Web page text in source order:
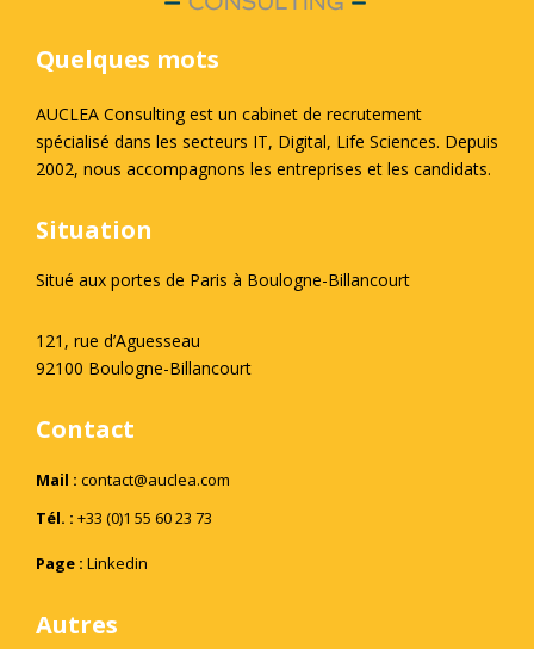
Quelques mots
AUCLEA Consulting est un cabinet de recrutement
spécialisé dans les secteurs IT, Digital, Life Sciences. Depuis
2002, nous accompagnons les entreprises et les candidats.
Situation
Situé aux portes de Paris à Boulogne-Billancourt
121, rue d’Aguesseau
92100 Boulogne-Billancourt
Contact
Mail : contact@auclea.com
Tél. : +33 (0)1 55 60 23 73
Page : Linkedin
Autres